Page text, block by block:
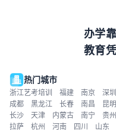
办学
教育
热门城市
浙江艺考培训 福建 南京 深圳
成都
黑龙江 长春 南昌 昆明
长沙
天津 内蒙古 南宁 贵州
拉萨
杭州 河南 四川 山东